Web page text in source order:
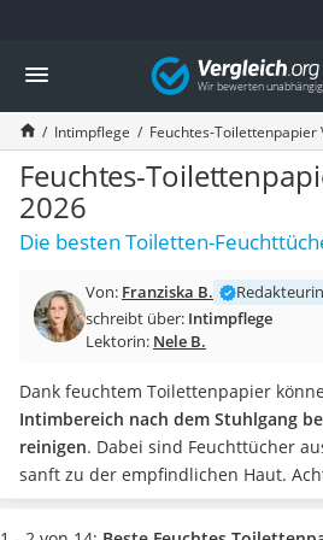
Die beliebtesten Vergleiche nach
Drogerie
Inhalator
Haarschneider
Rollator
Braun Rasierer
Katzenklappe (Chip)
Rasierer
Massagepistole
Epilierer
Eiweißpulver
Magnesiumpräparat
Katzenklappe
Nackenmassagegerät
Zeckenschutz Katze
Vergleich
Intimpflege Feuchtes-Toilettenpapier
Feuchtes-
2026
Die besten Toiletten-
Von: Franziska B.
Redakteurin
schreibt über: Intimpflege
Lektorin: Nele B.
Dank feuchtem Toilettenpapier
Intimbereich nach dem Stuhlgang
reinigen. Dabei sind Feuchttücher
sanft zu der empfindlichen Haut.
feuchten ToilettentücherpH-neutral
getestetsind. Auch wenn